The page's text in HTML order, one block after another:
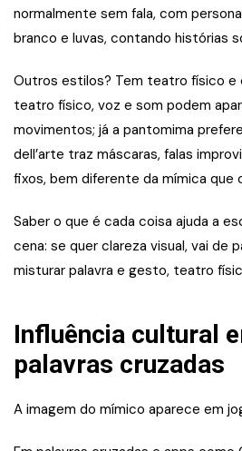
normalmente sem fala, com
branco e luvas, contando histórias
Outros estilos? Tem teatro físico e
teatro físico, voz e som podem
movimentos; já a pantomima
dell’arte traz máscaras, falas
fixos, bem diferente da mímica que
Saber o que é cada coisa ajuda a
cena: se quer clareza visual, vai de
misturar palavra e gesto, teatro
Influência cultural
palavras cruzadas
A imagem do mímico aparece em